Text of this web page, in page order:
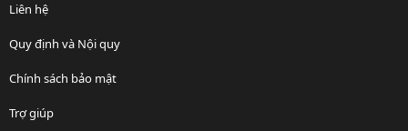
Liên hệ
Quy định và Nội quy
Chính sách bảo mật
Trợ giúp